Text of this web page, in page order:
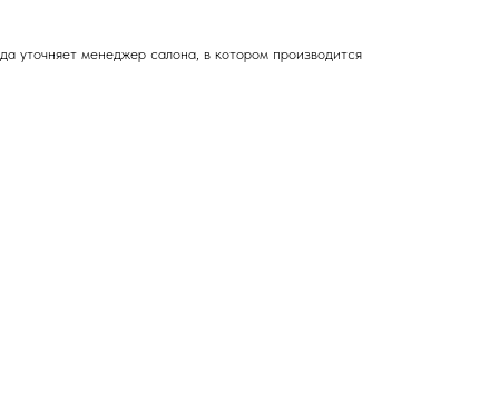
уточняет менеджер салона, в котором производится